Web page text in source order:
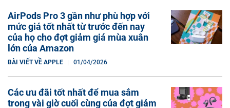
AirPods Pro 3 gần như phù hợp với
mức giá tốt nhất từ trước đến nay
của họ cho đợt giảm giá mùa xuân
lớn của Amazon
BÀI VIẾT VỀ APPLE 01/04/2026
Các ưu đãi tốt nhất để mua sắm
trong vài giờ cuối cùng của đợt giảm